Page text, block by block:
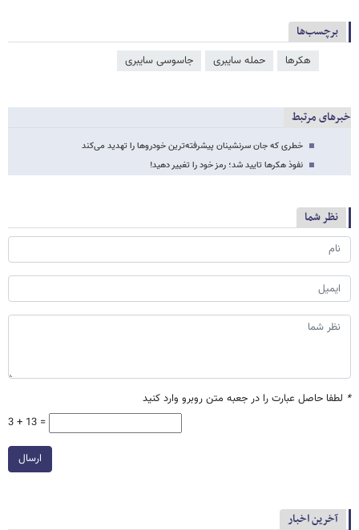
برچسب‌ها
هکرها حمله سایبری جاسوسی سایبری
خبرهای مرتبط
خطری که جان سرنشینان پیشرفته‌ترین خودروها را تهدید می‌کند
نفوذ هکرها تایید شد؛ رمز خود را تغییر دهید!
نظر شما
* لطفا حاصل عبارت را در جعبه متن روبرو وارد کنید
3 + 13 =
ارسال
آخرین اخبار